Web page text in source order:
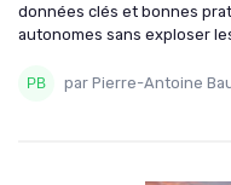
données clés et bonnes
autonomes sans exploser
par Pierre-Antoine